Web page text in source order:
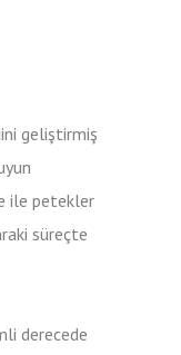
geliştirmiş
ile petekler
süreçte
derecede